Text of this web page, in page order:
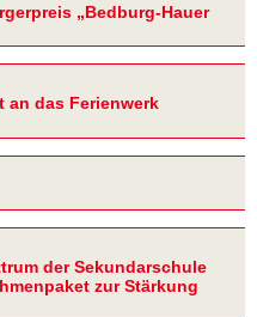
„Bedburg-Hauer
an das Ferienwerk
der Sekundarschule
zur Stärkung